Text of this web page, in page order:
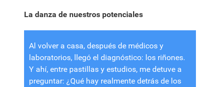
La danza de nuestros potenciales
Al volver a casa, después de médicos y
laboratorios, llegó el diagnóstico: los riñones.
Y ahí, entre pastillas y estudios, me detuve a
preguntar: ¿Qué hay realmente detrás de los